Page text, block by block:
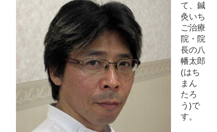
て、鍼
灸いち
ご治療
院・院
長の八
幡太郎
(はち
まん
たろ
う)で
す。